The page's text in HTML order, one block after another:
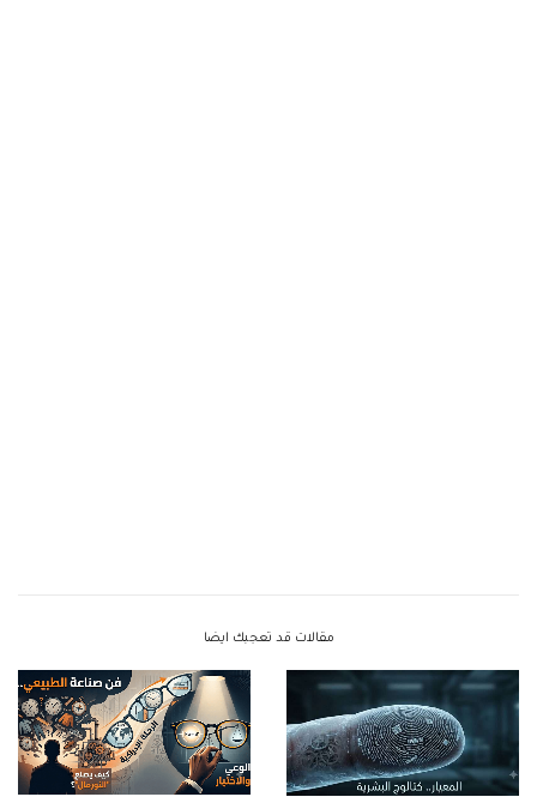
مقالات قد تعجبك ايضا